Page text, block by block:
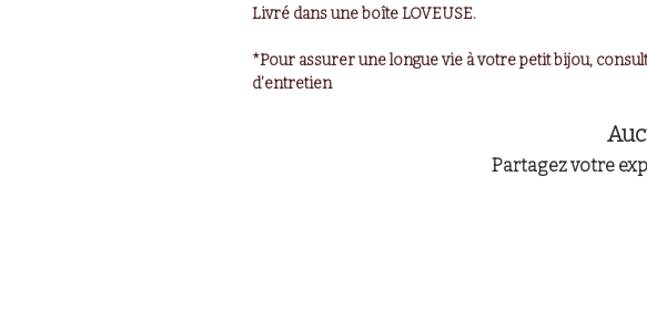
Livré dans une boîte LOVEUSE.
*Pour assurer une longue vie à votre petit bijou,
d’entretien
Partagez votre